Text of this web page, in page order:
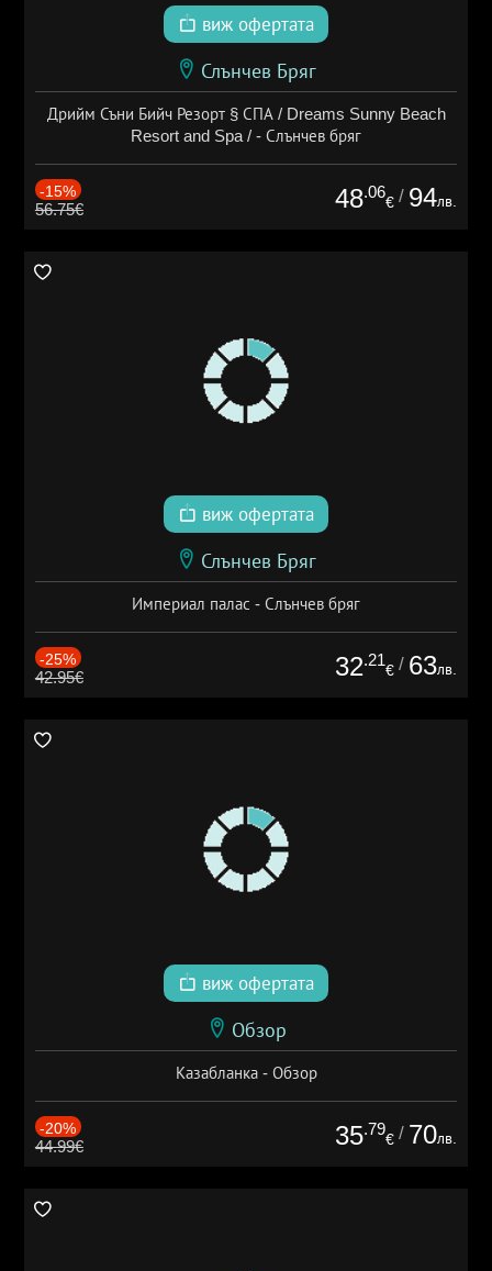
виж офертата
Слънчев Бряг
Дрийм Съни Бийч Резорт § СПА / Dreams Sunny Beach
Resort and Spa / - Слънчев бряг
-15%
56.75€ 48.06
€ / 94лв.
виж офертата
Слънчев Бряг
Империал палас - Слънчев бряг
-25%
42.95€ 32.21
€ / 63лв.
виж офертата
Обзор
Казабланка - Обзор
-20%
44.99€ 35.79
€ / 70лв.